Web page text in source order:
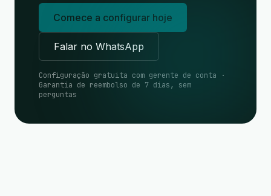
Comece a configurar hoje
Falar no WhatsApp
Configuração gratuita com gerente de conta ·
Garantia de reembolso de 7 dias, sem
perguntas